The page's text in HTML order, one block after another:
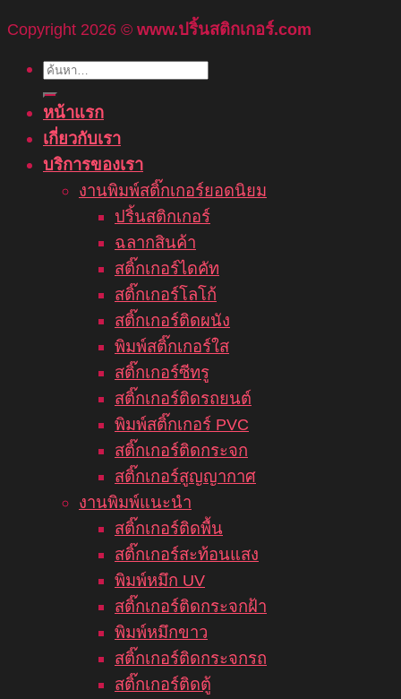
Copyright 2026 © www.ปริ้นสติกเกอร์.com
ค้นหา:
หน้าแรก
เกี่ยวกับเรา
บริการของเรา
งานพิมพ์สติ๊กเกอร์ยอดนิยม
ปริ้นสติกเกอร์
ฉลากสินค้า
สติ๊กเกอร์ไดคัท
สติ๊กเกอร์โลโก้
สติ๊กเกอร์ติดผนัง
พิมพ์สติ๊กเกอร์ใส
สติ๊กเกอร์ซีทรู
สติ๊กเกอร์ติดรถยนต์
พิมพ์สติ๊กเกอร์ PVC
สติ๊กเกอร์ติดกระจก
สติ๊กเกอร์สูญญากาศ
งานพิมพ์แนะนำ
สติ๊กเกอร์ติดพื้น
สติ๊กเกอร์สะท้อนแสง
พิมพ์หมึก UV
สติ๊กเกอร์ติดกระจกฝ้า
พิมพ์หมึกขาว
สติ๊กเกอร์ติดกระจกรถ
สติ๊กเกอร์ติดตู้